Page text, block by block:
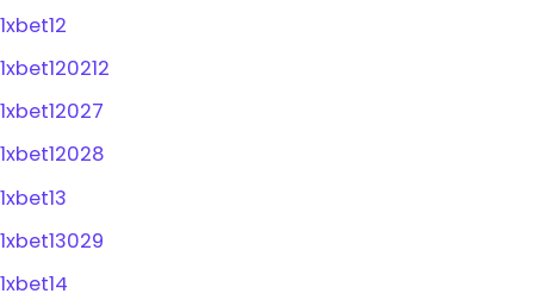
1xbet12
1xbet120212
1xbet12027
1xbet12028
1xbet13
1xbet13029
1xbet14